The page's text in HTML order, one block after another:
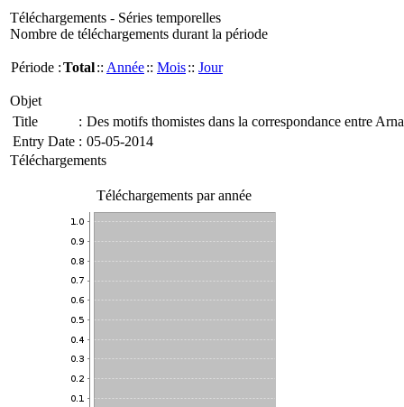
Téléchargements - Séries temporelles
Nombre de téléchargements durant la période
Période :Total:: Année:: Mois:: Jour
Objet
Title
: Des motifs thomistes dans la correspondance entre
Entry Date : 05-05-2014
Téléchargements
Téléchargements par année